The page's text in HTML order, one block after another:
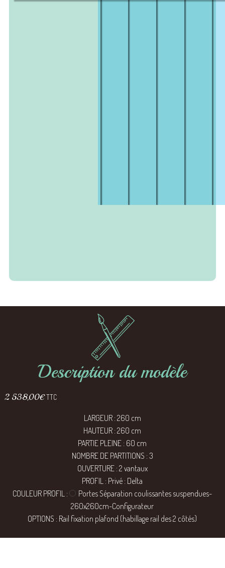
Description du modèle
2 538,00€TTC
LARGEUR : 260 cm
HAUTEUR : 260 cm
PARTIE PLEINE : 60 cm
NOMBRE DE PARTITIONS : 3
OUVERTURE : 2 vantaux
PROFIL : Privé : Delta
COULEUR PROFIL :
Portes Séparation coulissantes suspendues-
260x260cm-Configurateur
OPTIONS : Rail fixation plafond (habillage rail des 2 côtés)